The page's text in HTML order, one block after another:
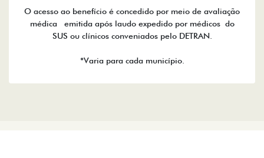
O acesso ao benefício é concedido por meio de avaliação
médica emitida após laudo expedido por médicos do
SUS ou clínicos conveniados pelo DETRAN.
*Varia para cada município.